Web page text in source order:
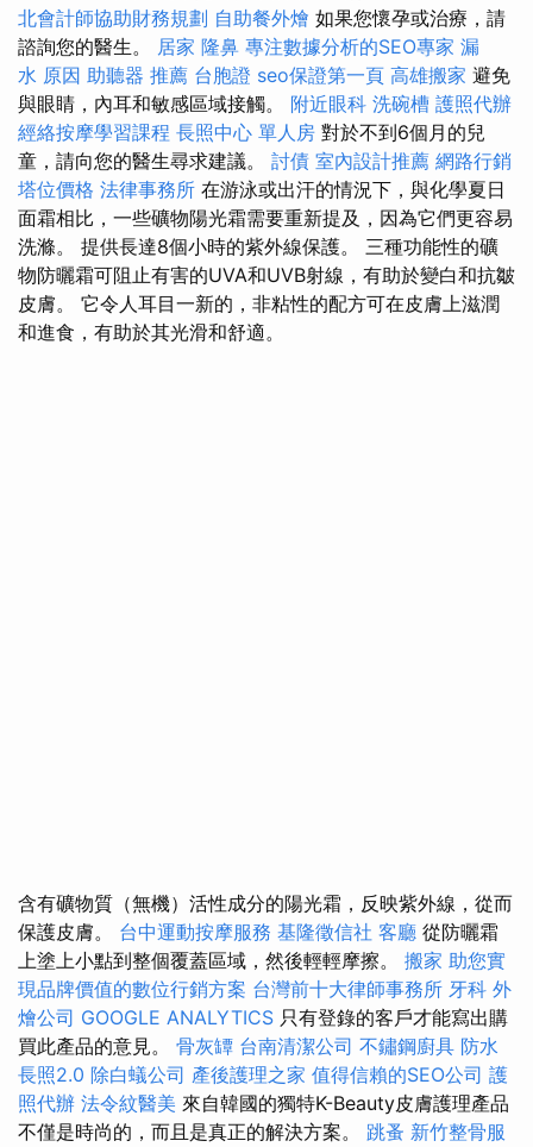
北會計師協助財務規劃 自助餐外燴 如果您懷孕或治療，請
諮詢您的醫生。 居家 隆鼻 專注數據分析的SEO專家 漏
水 原因 助聽器 推薦 台胞證 seo保證第一頁 高雄搬家 避免
與眼睛，內耳和敏感區域接觸。 附近眼科 洗碗槽 護照代辦
經絡按摩學習課程 長照中心 單人房 對於不到6個月的兒
童，請向您的醫生尋求建議。 討債 室內設計推薦 網路行銷
塔位價格 法律事務所 在游泳或出汗的情況下，與化學夏日
面霜相比，一些礦物陽光霜需要重新提及，因為它們更容易
洗滌。 提供長達8個小時的紫外線保護。 三種功能性的礦
物防曬霜可阻止有害的UVA和UVB射線，有助於變白和抗皺
皮膚。 它令人耳目一新的，非粘性的配方可在皮膚上滋潤
和進食，有助於其光滑和舒適。
含有礦物質（無機）活性成分的陽光霜，反映紫外線，從而
保護皮膚。 台中運動按摩服務 基隆徵信社 客廳 從防曬霜
上塗上小點到整個覆蓋區域，然後輕輕摩擦。 搬家 助您實
現品牌價值的數位行銷方案 台灣前十大律師事務所 牙科 外
燴公司 GOOGLE ANALYTICS 只有登錄的客戶才能寫出購
買此產品的意見。 骨灰罈 台南清潔公司 不鏽鋼廚具 防水
長照2.0 除白蟻公司 產後護理之家 值得信賴的SEO公司 護
照代辦 法令紋醫美 來自韓國的獨特K-Beauty皮膚護理產品
不僅是時尚的，而且是真正的解決方案。 跳蚤 新竹整骨服